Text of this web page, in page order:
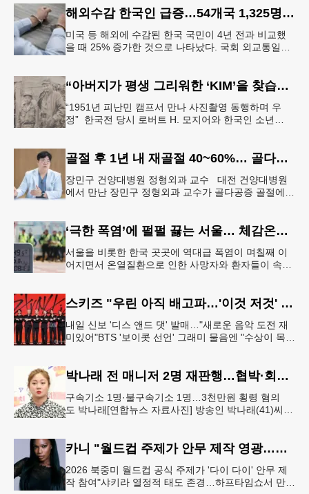
해외수감 한국인 급증…54개국 1,325명 25%↑
미국 등 해외에 수감된 한국 국민이 4년 전과 비교했
을 때 25% 증가한 것으로 나타났다. 국회 외교통일위
“아버지가 평생 그리워한 ‘KIM’을 찾습니다” 한국전 종군기자의 ‘마지막 소원’
“1951년 피난민 캠프서 만나 사진촬영 동행하며 우
정” 한국전 당시 로버트 H. 모지어와 한국인 소년
골절 후 1년 내 재골절 40~60%… 골다공증 골절 “치료 골든타임은 3개월”
장민구 건양대병원 정형외과 교수 대전 건양대병원
에서 만난 장민구 정형외과 교수가 골다공증 골절에
‘극한 폭염’에 펄펄 끓는 서울… 체감온도 ‘섭씨 49.5도’
서울을 비롯한 한국 곳곳에 역대급 폭염이 며칠째 이
어지면서 온열질환으로 인한 사망자와 환자들이 속출
스키즈 "우린 아직 배고파…'이것 저것' 다 잘하는 자신감 표현"
내일 신보 '디스 앤드 댓' 발매…"새로운 음악 도전 재
미있어"BTS '보이콧 선언' 그래미 물음엔 "수상이 목표
박나래 전 매니저 2명 재판행…협박·회삿돈 횡령 혐의
구속기소 1명·불구속기소 1명…3천만원 횡령 혐의
도 박나래[연합뉴스 자료사진] 방송인 박나래(41)씨를
카니 "월드컵 주제가 안무 제작 영광…춤은 국경 없는 언어"
2026 북중미 월드컵 공식 주제가 '다이 다이' 안무 제
작 참여"샤키라 열정적 태도 존경…하프타임쇼서 만난